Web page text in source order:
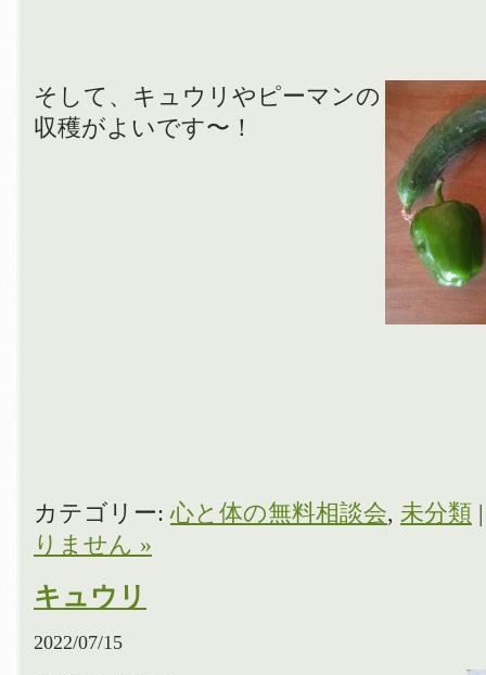
そして、キュウリやピーマンの
収穫がよいです〜！
カテゴリー:心と体の無料相談会, 未分類
りません »
キュウリ
2022/07/15